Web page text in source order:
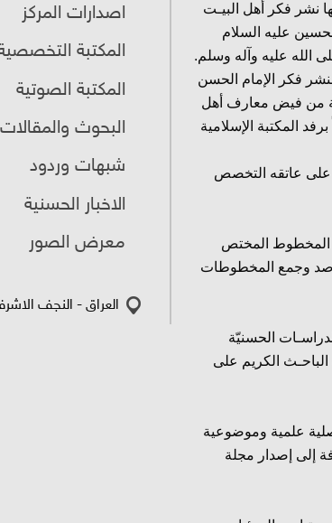
نشر فكر أهل البيـت
عليه السلام
الله عليه وآله وسلم.
فكر الإمام الحسن
من فيض معارف أهل
المكتبة الإسلامية
على عاتقه التخصص
المخطوط المختص
لرصد وجمع المخطوطات
الحسنيّة
الكريم على
علمية وموضوعية
إلى إصدار مجلة
اصدارات المركز
المكتبة
المكتبة الصوتية
البحوث والمقالات
شبهات وردود
الاخبار الحسنية
معرض الصور
العراق - النجف